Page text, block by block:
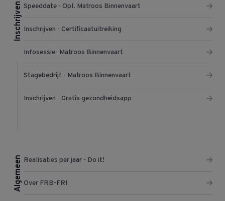
Inschrijven Speeddate - Opl. Matroos Binnenvaart
Inschrijven - Certificaatuitreiking
Infosessie- Matroos Binnenvaart
Stagebedrijf - Matroos Binnenvaart
Inschrijven - Gratis gezondheidsapp
Algemeen Realisaties per jaar - Do it!
Over FRB-FRI